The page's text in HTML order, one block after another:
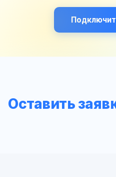
Оставить